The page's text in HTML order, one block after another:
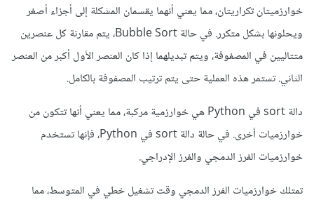
خوارزميتان تكراريتان، مما يعني أنهما يقسمان المشكلة إلى أجزاء أصغر
ويحلونها بشكل متكرر. في حالة Bubble Sort، يتم مقارنة كل عنصرين
متتاليين في المصفوفة، ويتم تبديلهما إذا كان العنصر الأول أكبر من العنصر
الثاني. تستمر هذه العملية حتى يتم ترتيب المصفوفة بالكامل.
دالة sort في Python هي خوارزمية مركبة، مما يعني أنها تتكون من
خوارزميات أخرى. في حالة دالة sort في Python، فإنها تستخدم
خوارزميات الفرز الدمجي والفرز الإدراجي.
تمتلك خوارزميات الفرز الدمجي وقت تشغيل خطي في المتوسط، مما